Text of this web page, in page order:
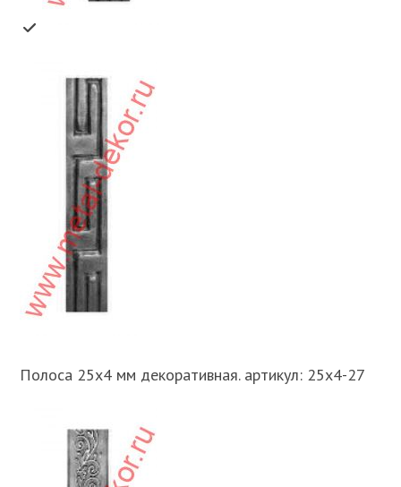
Полоса 25х4 мм декоративная. артикул: 25х4-27